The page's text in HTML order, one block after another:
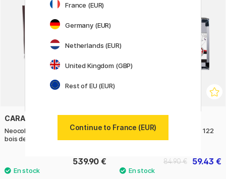
CARAN D'ACHE
Neocolor II Aquarelle Boîte en
bois de 84 pièces
539.90 €
Simply Complete Artist Kit 122
pièces
59.43 €
84.90 €
France (EUR)
Germany (EUR)
Netherlands (EUR)
United Kingdom (GBP)
Rest of EU (EUR)
Continue to France (EUR)